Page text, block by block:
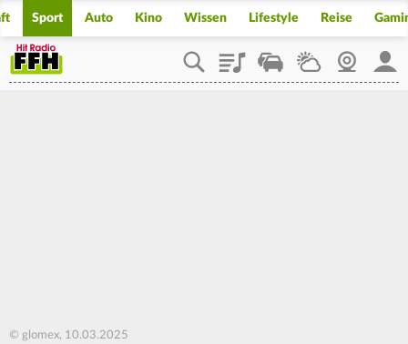
Sport Auto Kino Wissen Lifestyle Reise
PlaylistStaupilotWetterWebcam
© glomex, 10.03.2025